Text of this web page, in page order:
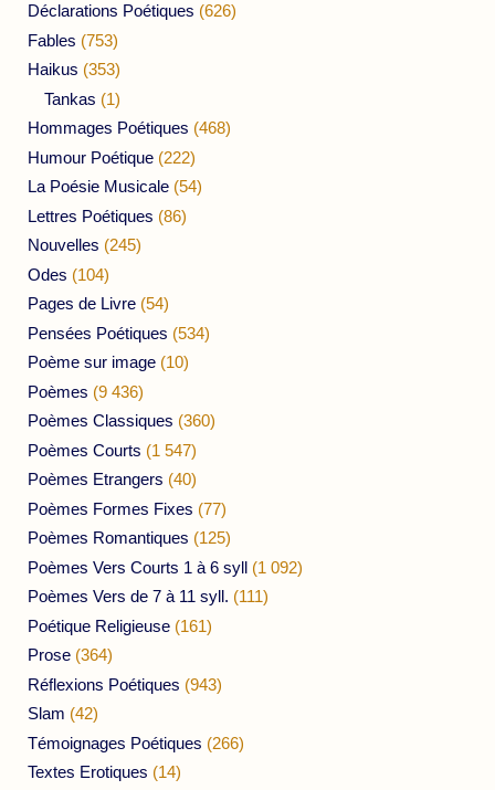
Déclarations Poétiques (626)
Fables (753)
Haikus (353)
Tankas (1)
Hommages Poétiques (468)
Humour Poétique (222)
La Poésie Musicale (54)
Lettres Poétiques (86)
Nouvelles (245)
Odes (104)
Pages de Livre (54)
Pensées Poétiques (534)
Poème sur image (10)
Poèmes (9 436)
Poèmes Classiques (360)
Poèmes Courts (1 547)
Poèmes Etrangers (40)
Poèmes Formes Fixes (77)
Poèmes Romantiques (125)
Poèmes Vers Courts 1 à 6 syll (1 092)
Poèmes Vers de 7 à 11 syll. (111)
Poétique Religieuse (161)
Prose (364)
Réflexions Poétiques (943)
Slam (42)
Témoignages Poétiques (266)
Textes Erotiques (14)